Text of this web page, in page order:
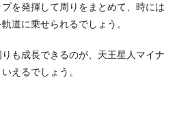
を発揮して周りをまとめて、時には
道に乗せられるでしょう。
も成長できるのが、天王星人マイナ
えるでしょう。